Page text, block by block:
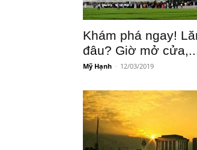
Khám phá ngay!
đâu? Giờ mở
Mỹ Hạnh - 12/03/2019